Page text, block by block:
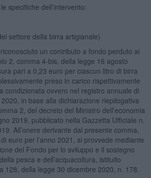
specifiche dell’intervento:
settore della birra artigianale)
un contributo a fondo perduto ai
2, comma 4-bis, della legge 16 agosto
pari a 0,23 euro per ciascun litro di birra
preso in carico rispettivamente
condizionata ovvero nel registro annuale di
2020, in base alla dichiarazione riepilogativa
2, del decreto del Ministro dell’economia
2019, pubblicato nella Gazzetta Ufficiale n.
All’onere derivante dal presente comma,
euro per l’anno 2021, si provvede mediante
del Fondo per lo sviluppo e il sostegno
pesca e dell’acquacoltura, istituito
128, della legge 30 dicembre 2020, n. 178.